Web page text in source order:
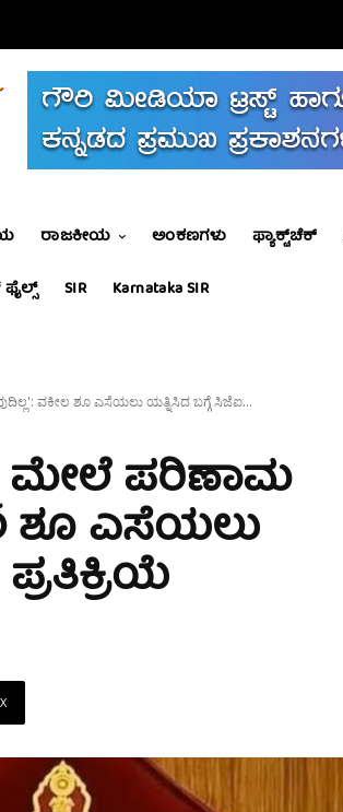
ರಾಜಕೀಯ ಅಂಕಣಗಳು ಫ್ಯಾಕ್ಟ್‌ಚೆಕ್
SIR Karnataka SIR
ವಕೀಲ ಶೂ ಎಸೆಯಲು ಯತ್ನಿಸಿದ ಬಗ್ಗೆ ಸಿಜೆಐ...
ಮೇಲೆ ಪರಿಣಾಮ
ಶೂ ಎಸೆಯಲು
X